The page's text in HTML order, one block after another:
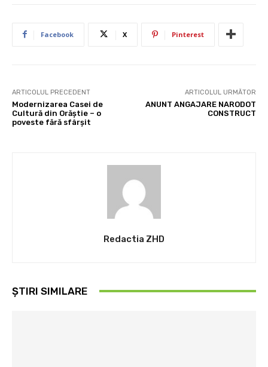
Facebook X Pinterest
ARTICOLUL PRECEDENT
Modernizarea Casei de
Cultură din Orăștie – o
poveste fără sfârșit
ARTICOLUL URMĂTOR
ANUNT ANGAJARE NARODOT
CONSTRUCT
Redactia ZHD
ȘTIRI SIMILARE